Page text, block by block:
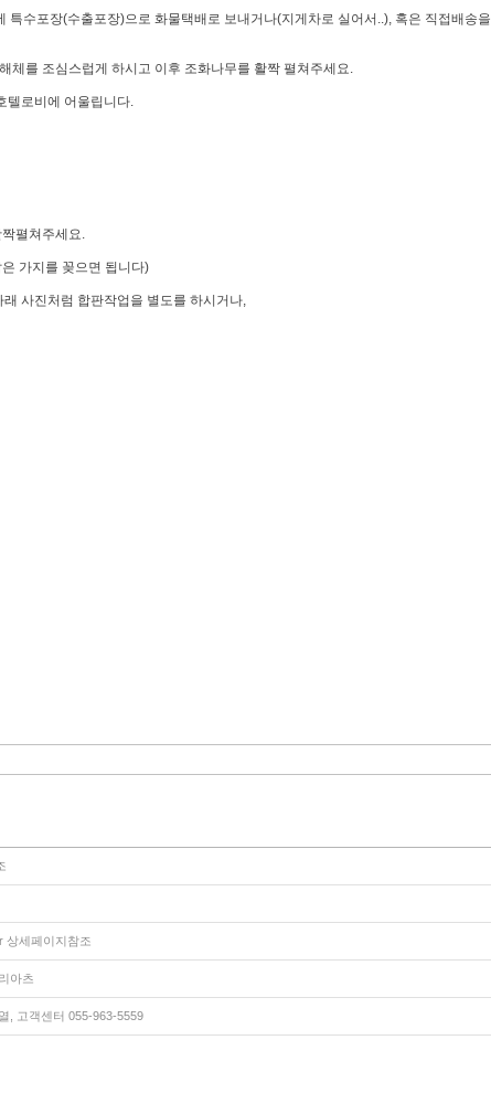
수포장(수출포장)으로 화물택배로 보내거나(지게차로 실어서..), 혹은 직접배송을
체를 조심스럽게 하시고 이후 조화나무를 활짝 펼쳐주세요.
텔로비에 어울립니다.
펼쳐주세요.
가지를 꽂으면 됩니다)
사진처럼 합판작업을 별도를 하시거나,
상세페이지참조
아츠
, 고객센터 055-963-5559